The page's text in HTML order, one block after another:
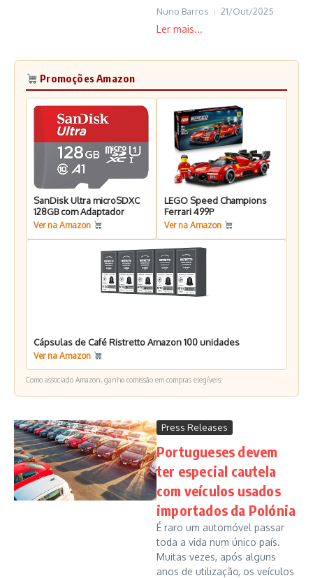
Nuno Barros 21/Out/2025
Promoções Amazon
SanDisk Ultra microSDXC
128GB com Adaptador
Ver na Amazon
LEGO Speed Champions
Ferrari 499P
Ver na Amazon
Cápsulas de Café Ristretto Amazon 100 unidades
Ver na Amazon
Como associado Amazon, ganho comissão em compras elegíveis.
Press Releases
Portugueses devem
ter especial cautela
com veículos usados
importados da Polónia
É raro um automóvel passar
toda a vida num único país.
Muitas vezes, após alguns
anos de utilização, os veículos